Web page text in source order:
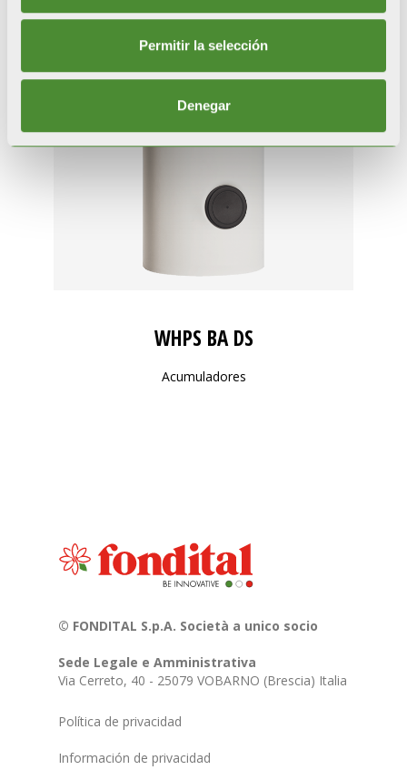
Permitir la selección
Denegar
WHPS BA DS
Acumuladores
© FONDITAL S.p.A. Società a unico socio
Sede Legale e Amministrativa
Via Cerreto, 40 - 25079 VOBARNO (Brescia) Italia
Política de privacidad
Información de privacidad